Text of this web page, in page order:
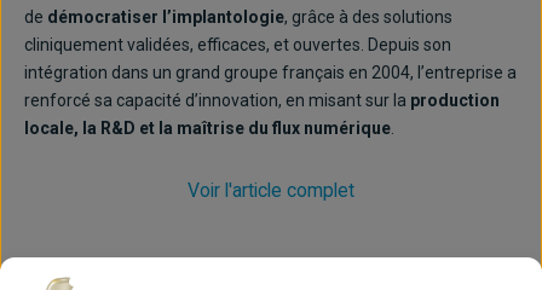
de démocratiser l’implantologie, grâce à des solutions
cliniquement validées, efficaces, et ouvertes. Depuis son
intégration dans un grand groupe français en 2004, l’entreprise a
renforcé sa capacité d’innovation, en misant sur la production
locale, la R&D et la maîtrise du flux numérique
Voir l'article complet